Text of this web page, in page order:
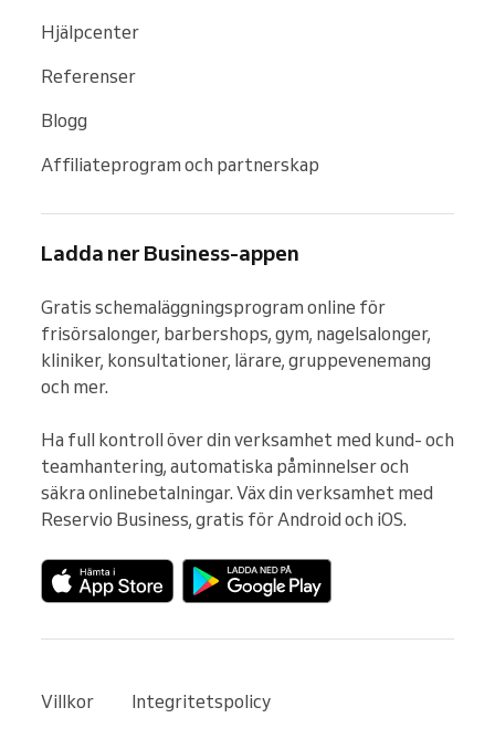
Hjälpcenter
Referenser
Blogg
Affiliateprogram och partnerskap
Ladda ner Business-appen
Gratis schemaläggningsprogram online för
frisörsalonger, barbershops, gym, nagelsalonger,
kliniker, konsultationer, lärare, gruppevenemang
och mer.
Ha full kontroll över din verksamhet med kund- och
teamhantering, automatiska påminnelser och
säkra onlinebetalningar. Väx din verksamhet med
Reservio Business, gratis för Android och iOS.
Villkor
Integritetspolicy